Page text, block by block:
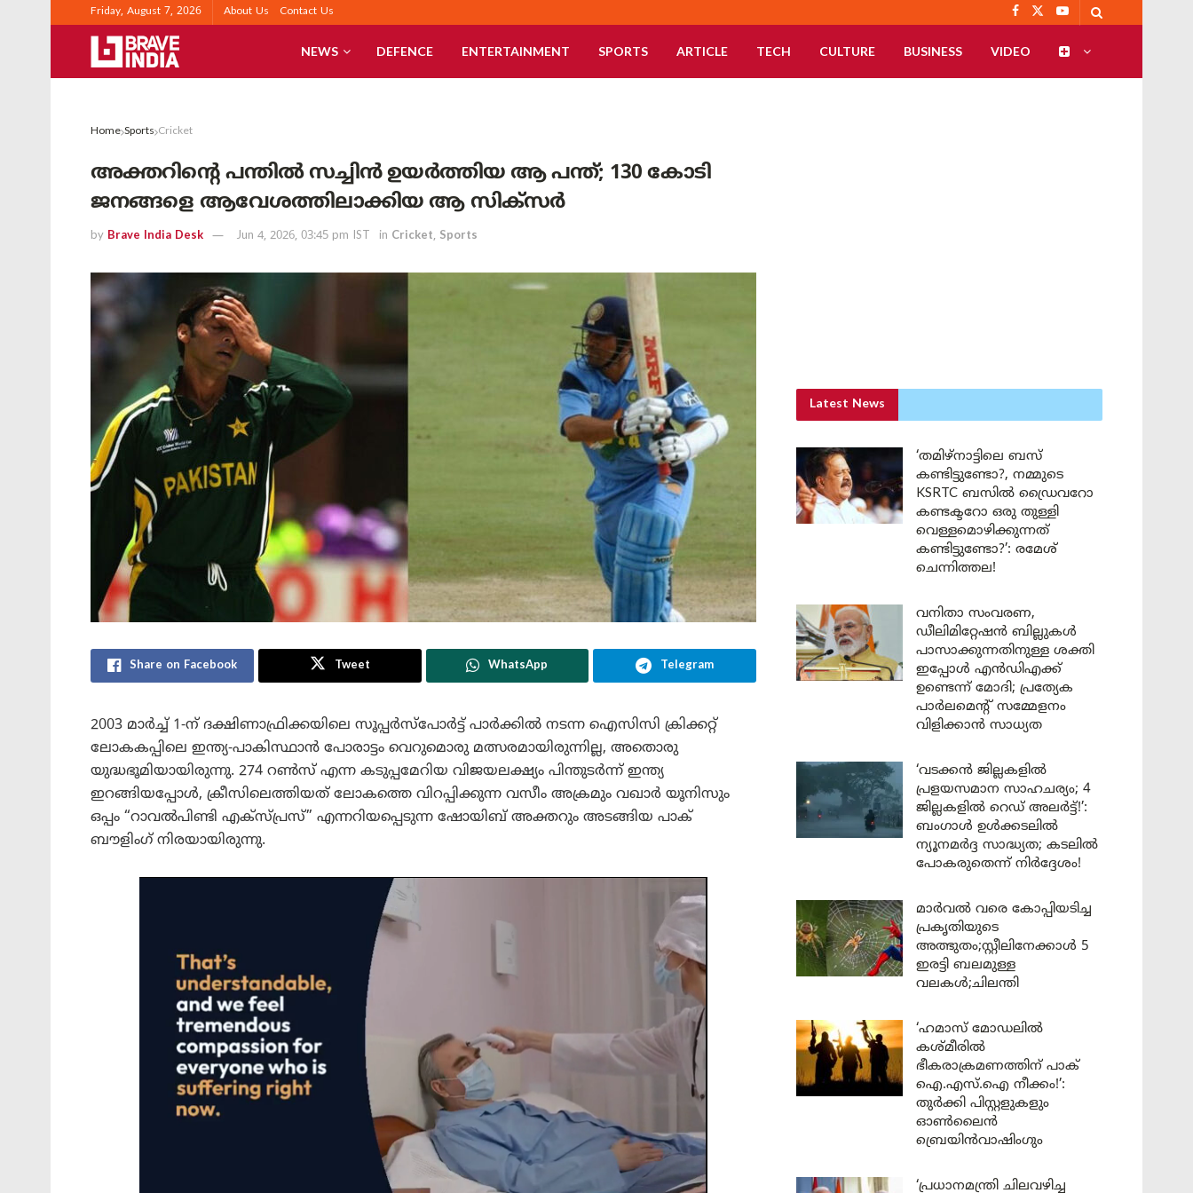
Friday, August 7, 2026 About Us Contact Us
NEWS DEFENCE ENTERTAINMENT SPORTS ARTICLE TECH CULTURE BUSINESS VIDEO
Home Sports Cricket
അക്തറിന്റെ പന്തിൽ സച്ചിൻ ഉയർത്തിയ ആ പന്ത്; 130 കോടി
ജനങ്ങളെ ആവേശത്തിലാക്കിയ ആ സിക്സർ
by Brave India Desk Jun 4, 2026, 03:45 pm IST in Cricket, Sports
Share on Facebook Tweet WhatsApp Telegram
2003 മാർച്ച് 1-ന് ദക്ഷിണാഫ്രിക്കയിലെ സൂപ്പർസ്പോർട്ട് പാർക്കിൽ നടന്ന ഐസിസി ക്രിക്കറ്റ്
ലോകകപ്പിലെ ഇന്ത്യ-പാകിസ്ഥാൻ പോരാട്ടം വെറുമൊരു മത്സരമായിരുന്നില്ല, അതൊരു
യുദ്ധഭൂമിയായിരുന്നു. 274 റൺസ് എന്ന കടുപ്പമേറിയ വിജയലക്ഷ്യം പിന്തുടർന്ന് ഇന്ത്യ
ഇറങ്ങിയപ്പോൾ, ക്രീസിലെത്തിയത് ലോകത്തെ വിറപ്പിക്കുന്ന വസീം അക്രമും വഖാർ യൂനിസും
ഒപ്പം “റാവൽപിണ്ടി എക്സ്പ്രസ്” എന്നറിയപ്പെടുന്ന ഷോയിബ് അക്തറും അടങ്ങിയ പാക്
ബൗളിംഗ് നിരയായിരുന്നു.
Latest News
‘തമിഴ്‌നാട്ടിലെ ബസ്
കണ്ടിട്ടുണ്ടോ?, നമ്മുടെ
KSRTC ബസിൽ ഡ്രൈവറോ
കണ്ടക്ടറോ ഒരു തുള്ളി
വെള്ളമൊഴിക്കുന്നത്
കണ്ടിട്ടുണ്ടോ?’: രമേശ്
ചെന്നിത്തല!
വനിതാ സംവരണ,
ഡീലിമിറ്റേഷൻ ബില്ലുകൾ
പാസാക്കുന്നതിനുള്ള ശക്തി
ഇപ്പോൾ എൻഡിഎക്ക്
ഉണ്ടെന്ന് മോദി; പ്രത്യേക
പാർലമെന്റ് സമ്മേളനം
വിളിക്കാൻ സാധ്യത
‘വടക്കൻ ജില്ലകളിൽ
പ്രളയസമാന സാഹചര്യം; 4
ജില്ലകളിൽ റെഡ് അലർട്ട്!’:
ബംഗാൾ ഉൾക്കടലിൽ
ന്യൂനമർദ്ദ സാദ്ധ്യത; കടലിൽ
പോകരുതെന്ന് നിർദ്ദേശം!
മാർവൽ വരെ കോപ്പിയടിച്ച
പ്രകൃതിയുടെ
അത്ഭുതം;സ്റ്റീലിനേക്കാൾ 5
ഇരട്ടി ബലമുള്ള
വലകൾ;ചിലന്തി
‘ഹമാസ് മോഡലിൽ
കശ്മീരിൽ
ഭീകരാക്രമണത്തിന് പാക്
ഐ.എസ്.ഐ നീക്കം!’:
തുർക്കി പിസ്റ്റളുകളും
ഓൺലൈൻ
ബ്രെയിൻവാഷിംഗും
‘പ്രധാനമന്ത്രി ചിലവഴിച്ച